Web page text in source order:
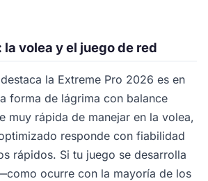
volea y el juego de red
la Extreme Pro 2026 es en
forma de lágrima con balance
muy rápida de manejar en la volea,
responde con fiabilidad
rápidos. Si tu juego se desarrolla
ocurre con la mayoría de los